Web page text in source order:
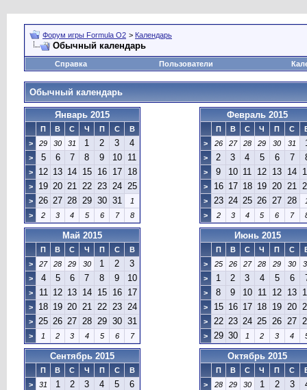
Форум игры Formula O2 > Календарь
Обычный календарь
Справка Пользователи
Обычный календарь
Январь 2015
П В С Ч П С
В
>
29 30 31 1 2 3 4
> 5 6 7 8 9 10 11
> 12 13 14 15 16 17 18
> 19 20 21 22 23 24 25
> 26 27 28 29 30 31
1
>
2 3 4 5 6 7 8
Февраль 2015
П В С Ч П С
>
26 27 28 29 30 31
> 2 3 4 5 6 7
> 9 10 11 12 13 14
> 16 17 18 19 20 21
> 23 24 25 26 27 28
>
2 3 4 5 6 7
Май 2015
П В С Ч П С
В
>
27 28 29 30 1 2 3
> 4 5 6 7 8 9 10
> 11 12 13 14 15 16 17
> 18 19 20 21 22 23 24
> 25 26 27 28 29 30 31
> 1 2 3 4 5 6 7
Июнь 2015
П В С Ч П С
>
25 26 27 28 29 30
>
1 2 3 4 5 6
> 8 9 10 11 12 13
> 15 16 17 18 19 20
> 22 23 24 25 26 27
> 29 30 1 2 3 4
Сентябрь 2015
П В С Ч П С
В
>
31 1 2 3 4 5 6
Октябрь 2015
П В С Ч П С
>
28 29 30 1 2 3